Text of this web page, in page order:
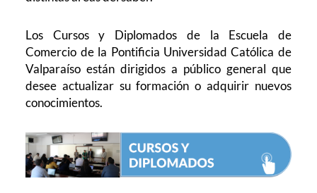
Los Cursos y Diplomados de la Escuela de
Comercio de la Pontificia Universidad Católica de
Valparaíso están dirigidos a público general que
desee actualizar su formación o adquirir nuevos
conocimientos.